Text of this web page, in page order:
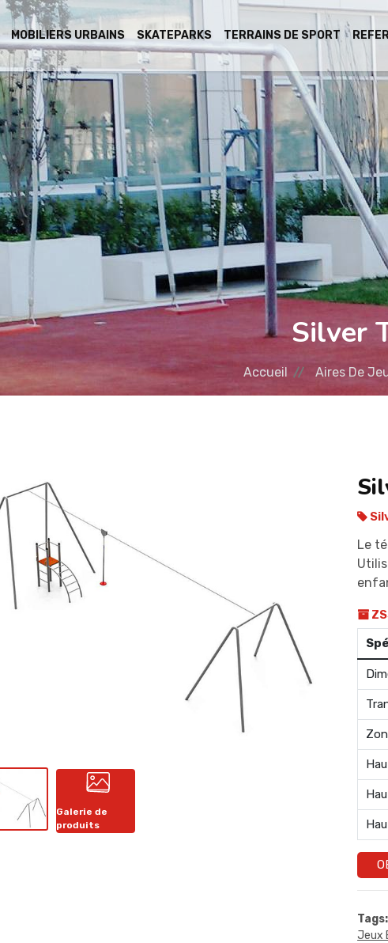
MOBILIERS URBAINS SKATEPARKS TERRAINS DE SPORT
Silver
Accueil Aires De
Galerie de
produits
Le
Tags:
Jeux